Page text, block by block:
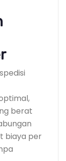
berat
biaya per